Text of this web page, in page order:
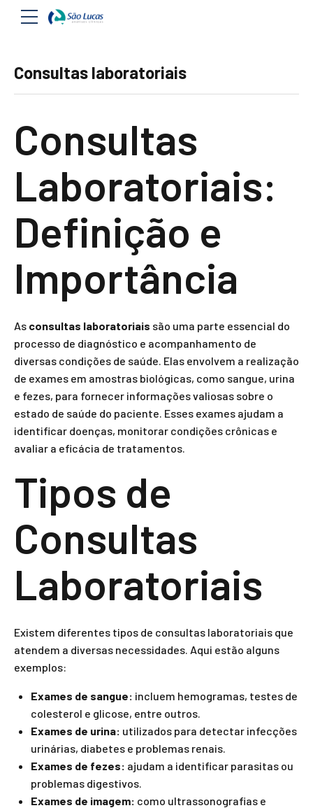
Consultas laboratoriais
Consultas
Laboratoriais:
Definição e
Importância
As consultas laboratoriais são uma parte essencial do
processo de diagnóstico e acompanhamento de
diversas condições de saúde. Elas envolvem a realização
de exames em amostras biológicas, como sangue, urina
e fezes, para fornecer informações valiosas sobre o
estado de saúde do paciente. Esses exames ajudam a
identificar doenças, monitorar condições crônicas e
avaliar a eficácia de tratamentos.
Tipos de
Consultas
Laboratoriais
Existem diferentes tipos de consultas laboratoriais que
atendem a diversas necessidades. Aqui estão alguns
exemplos:
Exames de sangue: incluem hemogramas, testes de
colesterol e glicose, entre outros.
Exames de urina: utilizados para detectar infecções
urinárias, diabetes e problemas renais.
Exames de fezes: ajudam a identificar parasitas ou
problemas digestivos.
Exames de imagem: como ultrassonografias e